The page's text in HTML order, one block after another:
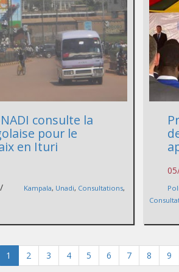
consulte la
pour le
en Ituri
/ Kampala, Unadi, Consultations,
1 2 3 4 5 6 7 8 9